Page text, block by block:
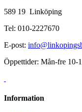
589 19 Linköping
Tel: 010-2227670
E-post:
Öppettider: Mån-fre 10-
Information